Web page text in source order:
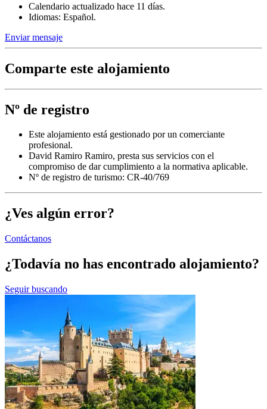
Calendario actualizado hace 11 días.
Idiomas: Español.
Enviar mensaje
Comparte este alojamiento
Nº de registro
Este alojamiento está gestionado por un comerciante
profesional.
David Ramiro Ramiro, presta sus servicios con el
compromiso de dar cumplimiento a la normativa aplicable.
Nº de registro de turismo: CR-40/769
¿Ves algún error?
Contáctanos
¿Todavía no has encontrado alojamiento?
Seguir buscando